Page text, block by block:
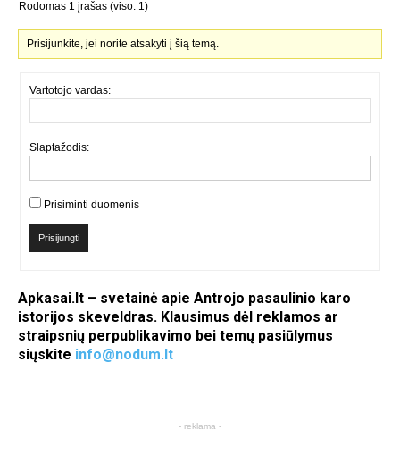
Rodomas 1 įrašas (viso: 1)
Prisijunkite, jei norite atsakyti į šią temą.
Vartotojo vardas:
Slaptažodis:
Prisiminti duomenis
Prisijungti
Apkasai.lt – svetainė apie Antrojo pasaulinio karo
istorijos skeveldras. Klausimus dėl reklamos ar
straipsnių perpublikavimo bei temų pasiūlymus
siųskite info@nodum.lt
- reklama -